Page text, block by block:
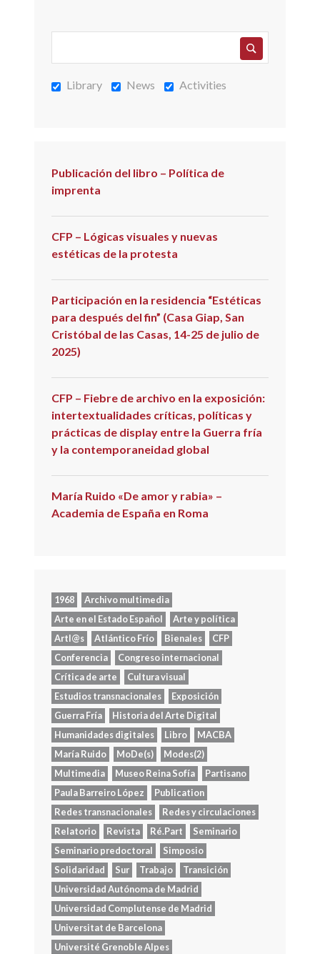
Library News Activities
Publicación del libro – Política de
imprenta
CFP – Lógicas visuales y nuevas
estéticas de la protesta
Participación en la residencia “Estéticas
para después del fin” (Casa Giap, San
Cristóbal de las Casas, 14-25 de julio de
2025)
CFP – Fiebre de archivo en la exposición:
intertextualidades críticas, políticas y
prácticas de display entre la Guerra fría
y la contemporaneidad global
María Ruido «De amor y rabia» –
Academia de España en Roma
1968
Archivo multimedia
Arte en el Estado Español
Arte y política
Artl@s
Atlántico Frío Bienales
CFP
Conferencia
Congreso internacional
Crítica de arte
Cultura visual
Estudios transnacionales
Exposición
Guerra Fría
Historia del Arte Digital
Humanidades digitales
Libro
MACBA
María Ruido
MoDe(s)
Modes(2)
Multimedia
Museo Reina Sofía
Partisano
Paula Barreiro López
Publication
Redes transnacionales
Redes y circulaciones
Relatorio
Revista Ré.Part
Seminario
Seminario predoctoral
Simposio
Solidaridad
Sur Trabajo
Transición
Universidad Autónoma de Madrid
Universidad Complutense de Madrid
Universitat de Barcelona
Université Grenoble Alpes